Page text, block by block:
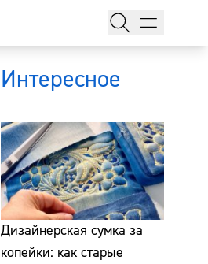
Интересное
Дизайнерская сумка за
копейки: как старые